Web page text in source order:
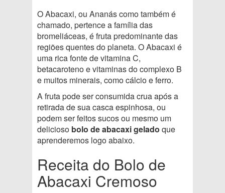
O Abacaxi, ou Ananás como também é
chamado, pertence a família das
bromeliáceas, é fruta predominante das
regiões quentes do planeta. O Abacaxi é
uma rica fonte de vitamina C,
betacaroteno e vitaminas do complexo B
e muitos minerais, como cálcio e ferro.
A fruta pode ser consumida crua após a
retirada de sua casca espinhosa, ou
podem ser feitos sucos ou mesmo um
delicioso bolo de abacaxi gelado que
aprenderemos logo abaixo.
Receita do Bolo de
Abacaxi Cremoso